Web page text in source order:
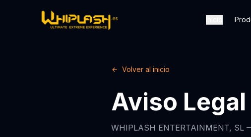
Volver al inicio
Aviso Legal
WHIPLASH ENTERTAINMENT, SL